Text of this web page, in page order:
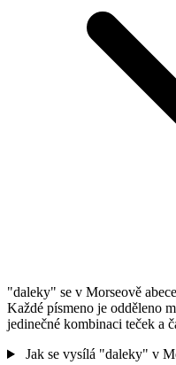
"daleky" se v Morseově
Každé písmeno je odděleno
jedinečné kombinaci teček a
Jak se vysílá "daleky" v